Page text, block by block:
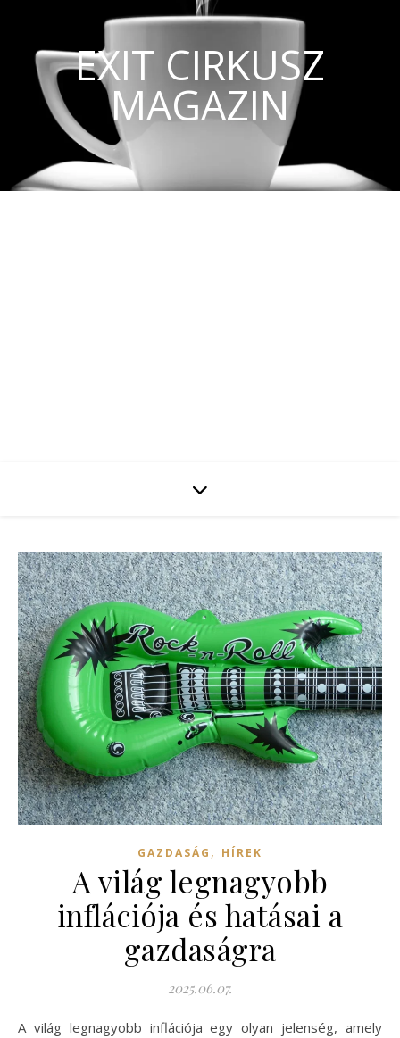
EXIT CIRKUSZ
MAGAZIN
GAZDASÁG , HÍREK
A világ legnagyobb
inflációja és hatásai a
gazdaságra
2025.06.07.
A világ legnagyobb inflációja egy olyan jelenség, amely